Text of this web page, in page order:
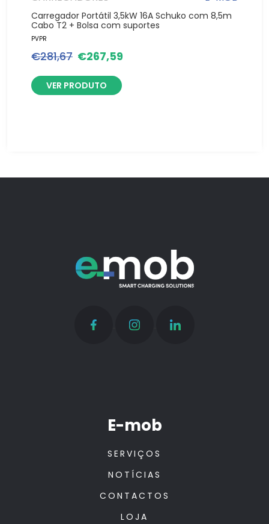
Carregador Portátil 3,5kW 16A Schuko com 8,5m
Cabo T2 + Bolsa com suportes
PVPR
€281,67 €267,59
VER PRODUTO
E-mob
SERVIÇOS
NOTÍCIAS
CONTACTOS
LOJA